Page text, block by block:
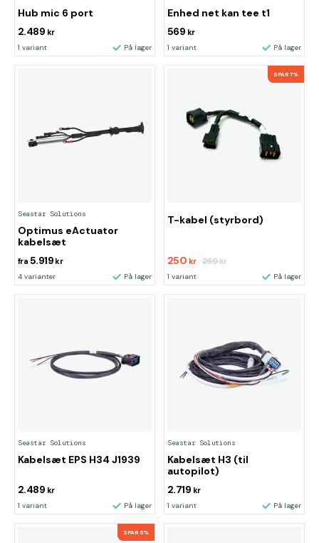
Hub mic 6 port
2.489 kr
1 variant På lager
Enhed net kan tee t1
569 kr
1 variant På lager
Seastar Solutions
Optimus eActuator
kabelsæt
fra 5.919 kr
4 varianter På lager
SPAR 7%
T-kabel (styrbord)
250 kr 269kr
1 variant På lager
Seastar Solutions
Kabelsæt EPS H34 J1939
2.489 kr
1 variant På lager
Seastar Solutions
Kabelsæt H3 (til
autopilot)
2.719 kr
1 variant På lager
SPAR 5%